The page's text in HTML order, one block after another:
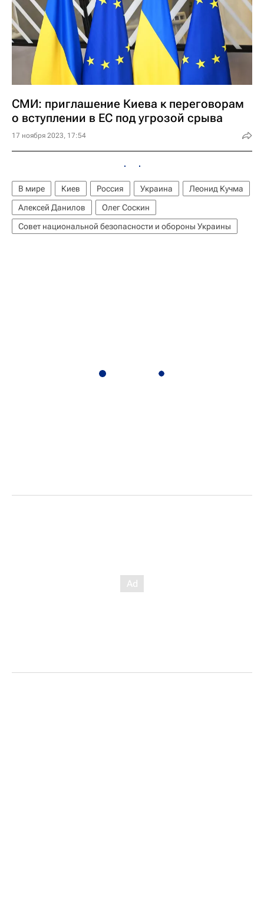
СМИ: приглашение Киева к переговорам
о вступлении в ЕС под угрозой срыва
17 ноября 2023, 17:54
В мире Киев Россия Украина
Леонид Кучма
Алексей Данилов
Олег Соскин
Совет национальной безопасности и обороны Украины